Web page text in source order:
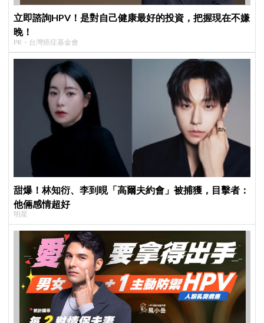
立即諮詢HPV！是對自己健康最好的投資，把握現在不嫌
晚！
PR・台灣癌症基金會
甜爆！林知衍、李到晛「高爾夫約會」被捕獲，目擊者：
他倆感情超好
明星